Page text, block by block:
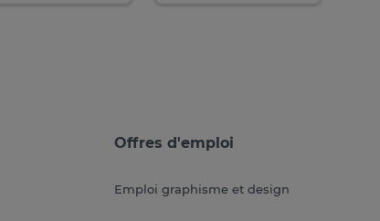
Offres d'emploi
Emploi graphisme et design